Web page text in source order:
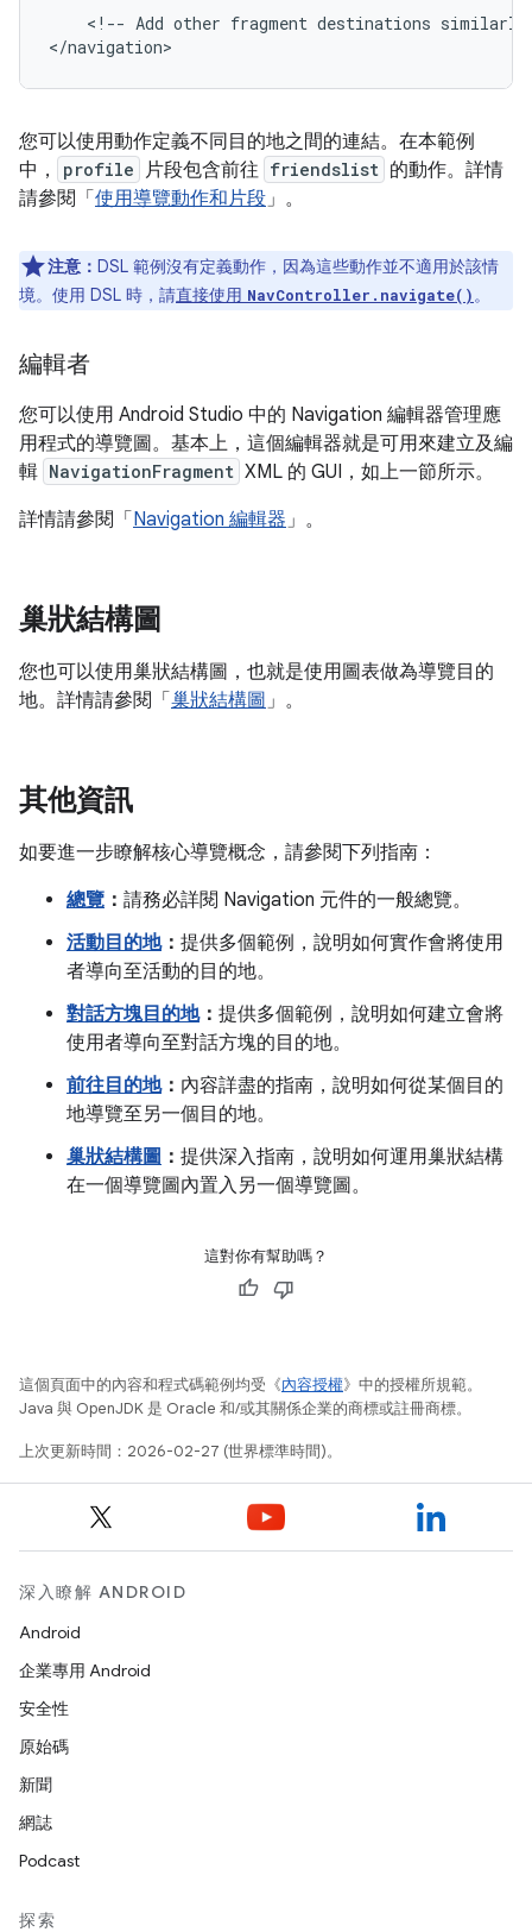
<!-- Add other fragment destinations
您可以使用動作定義不同目的地之間的連結。在本範例
中，
profile 片段包含前往 friendslist 的動作。詳情
請參閱「 使用導覽動作和片段」。
注意： DSL 範例沒有定義動作，因為這些動作並不適用於該情
境。使用 DSL 時，請直接使用 NavController.navigate()。
編輯者
您可以使用 Android Studio 中的 Navigation 編輯器管理應
用程式的導覽圖。基本上，這個編輯器就是可用來建立及編
輯 NavigationFragment XML 的 GUI，如上一節所示。
詳情請參閱「 Navigation 編輯器」。
巢狀結構圖
您也可以使用巢狀結構圖，也就是使用圖表做為導覽目的
地。詳情請參閱「 巢狀結構圖 」。
其他資訊
如要進一步瞭解核心導覽概念，請參閱下列指南：
總覽 ： 請務必詳閱 Navigation 元件的一般總覽。
活動目的地： 提供多個範例，說明如何實作會將使用
者導向至活動的目的地。
對話方塊目的地： 提供多個範例，說明如何建立會將
使用者導向至對話方塊的目的地。
前往目的地： 內容詳盡的指南，說明如何從某個目的
地導覽至另一個目的地。
巢狀結構圖 ： 提供深入指南，說明如何運用巢狀結構
在一個導覽圖內置入另一個導覽圖。
這對你有幫助嗎？
這個頁面中的內容和程式碼範例均受《內容授權》中的授權所規範。
Java 與 OpenJDK 是 Oracle 和/或其關係企業的商標或註冊商標。
上次更新時間：2026-02-27 (世界標準時間)。
深入瞭解 ANDROID
Android
企業專用 Android
安全性
原始碼
新聞
網誌
Podcast
探索